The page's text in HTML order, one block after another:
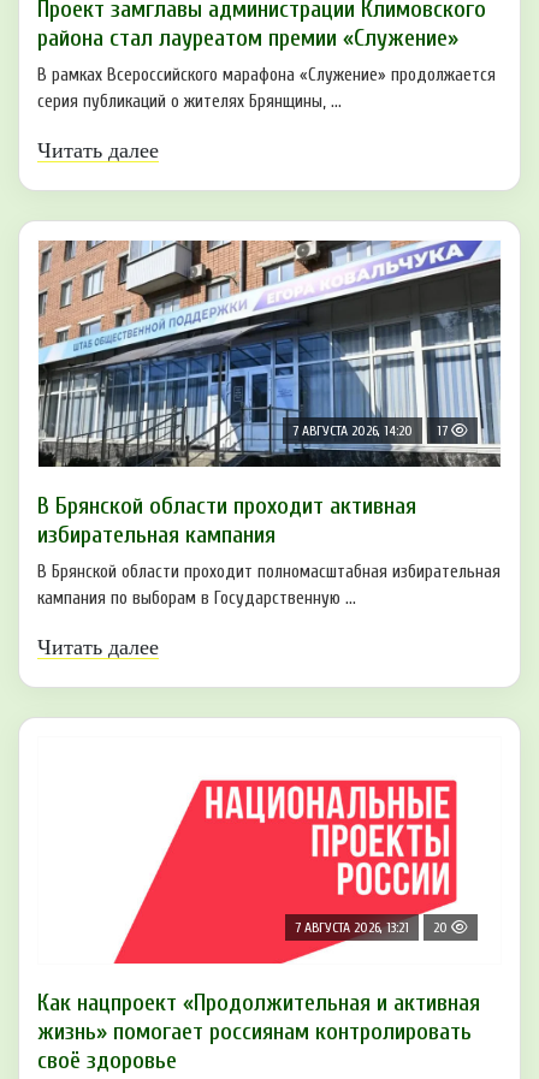
Проект замглавы администрации Климовского
района стал лауреатом премии «Служение»
В рамках Всероссийского марафона «Служение» продолжается
серия публикаций о жителях Брянщины, ...
Читать далее
7 АВГУСТА 2026, 14:20 17
В Брянской области проходит активная
избирательная кампания
В Брянской области проходит полномасштабная избирательная
кампания по выборам в Государственную ...
Читать далее
7 АВГУСТА 2026, 13:21 20
Как нацпроект «Продолжительная и активная
жизнь» помогает россиянам контролировать
своё здоровье